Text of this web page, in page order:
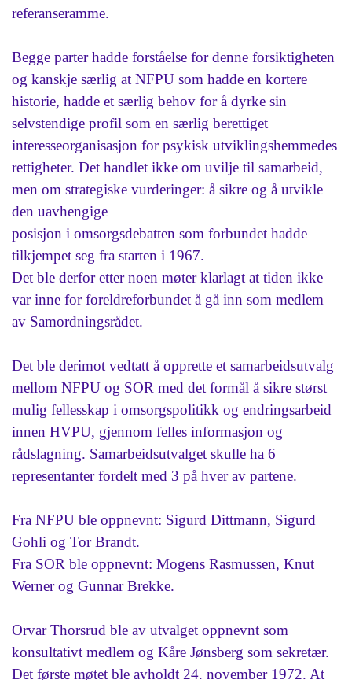
referanseramme.
Begge parter hadde forståelse for denne forsiktigheten
og kanskje særlig at NFPU som hadde en kortere
historie, hadde et særlig behov for å dyrke sin
selvstendige profil som en særlig berettiget
interesseorganisasjon for psykisk utviklingshemmedes
rettigheter. Det handlet ikke om uvilje til samarbeid,
men om strategiske vurderinger: å sikre og å utvikle
den uavhengige
posisjon i omsorgsdebatten som forbundet hadde
tilkjempet seg fra starten i 1967.
Det ble derfor etter noen møter klarlagt at tiden ikke
var inne for foreldreforbundet å gå inn som medlem
av Samordningsrådet.
Det ble derimot vedtatt å opprette et samarbeidsutvalg
mellom NFPU og SOR med det formål å sikre størst
mulig fellesskap i omsorgspolitikk og endringsarbeid
innen HVPU, gjennom felles informasjon og
rådslagning. Samarbeidsutvalget skulle ha 6
representanter fordelt med 3 på hver av partene.
Fra NFPU ble oppnevnt: Sigurd Dittmann, Sigurd
Gohli og Tor Brandt.
Fra SOR ble oppnevnt: Mogens Rasmussen, Knut
Werner og Gunnar Brekke.
Orvar Thorsrud ble av utvalget oppnevnt som
konsultativt medlem og Kåre Jønsberg som sekretær.
Det første møtet ble avholdt 24. november 1972. At